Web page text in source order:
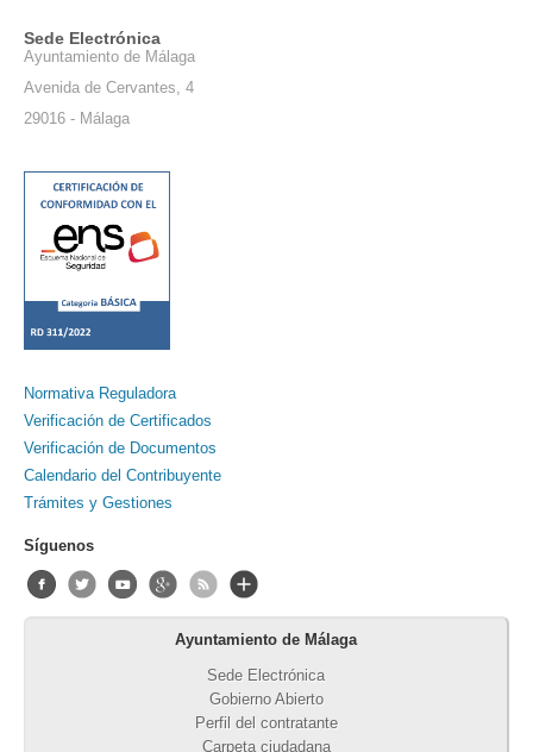
Sede Electrónica
Ayuntamiento de Málaga
Avenida de Cervantes, 4
29016 - Málaga
Normativa Reguladora
Verificación de Certificados
Verificación de Documentos
Calendario del Contribuyente
Trámites y Gestiones
Síguenos
Ayuntamiento de Málaga
Sede Electrónica
Gobierno Abierto
Perfil del contratante
Carpeta ciudadana